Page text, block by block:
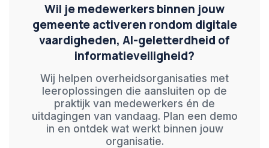
Wil je medewerkers binnen jouw
gemeente activeren rondom digitale
vaardigheden, AI-geletterdheid of
informatieveiligheid?
Wij helpen overheidsorganisaties met
leeroplossingen die aansluiten op de
praktijk van medewerkers én de
uitdagingen van vandaag. Plan een demo
in en ontdek wat werkt binnen jouw
organisatie.